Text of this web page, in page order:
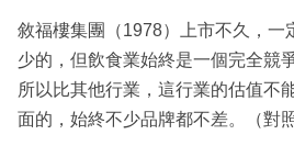
敘福樓集團（1978）上市不久，一
少的，但飲食業始終是一個完全競
所以比其他行業，這行業的估值不
面的，始終不少品牌都不差。（對